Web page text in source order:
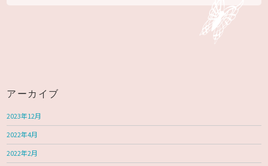
アーカイブ
2023年12月
2022年4月
2022年2月